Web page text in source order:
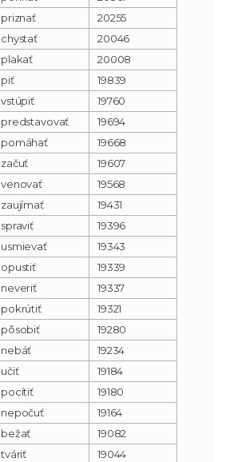
priznať
20255
chystať
20046
plakať
20008
piť
19839
vstúpiť
19760
predstavovať
19694
pomáhať
19668
začuť
19607
venovať
19568
zaujímať
19431
spraviť
19396
usmievať
19343
opustiť
19339
neveriť
19337
pokrútiť
19321
pôsobiť
19280
nebáť
19234
učiť
19184
pocítiť
19180
nepočuť
19164
bežať
19082
tváriť
19044